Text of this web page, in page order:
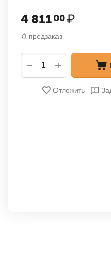
4 81100₽
предзаказ
+
−
Отложить